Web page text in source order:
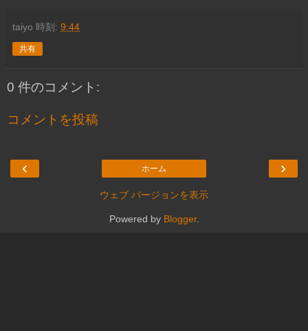
taiyo 時刻: 9:44
共有
0 件のコメント:
コメントを投稿
‹ ›
ホーム
ウェブ バージョンを表示
Powered by Blogger.